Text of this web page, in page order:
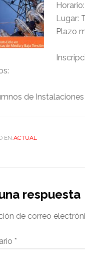
Horario:
Lugar:
Plazo
de
EN:ACTUAL
respuesta
de correo
*